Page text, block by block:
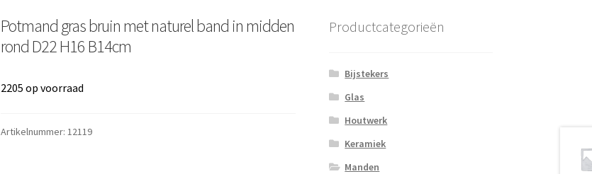
Potmand gras bruin met naturel band in midden
rond D22 H16 B14cm
2205 op voorraad
Artikelnummer:12119
Productcategorieën
Bijstekers
Glas
Houtwerk
Keramiek
Manden